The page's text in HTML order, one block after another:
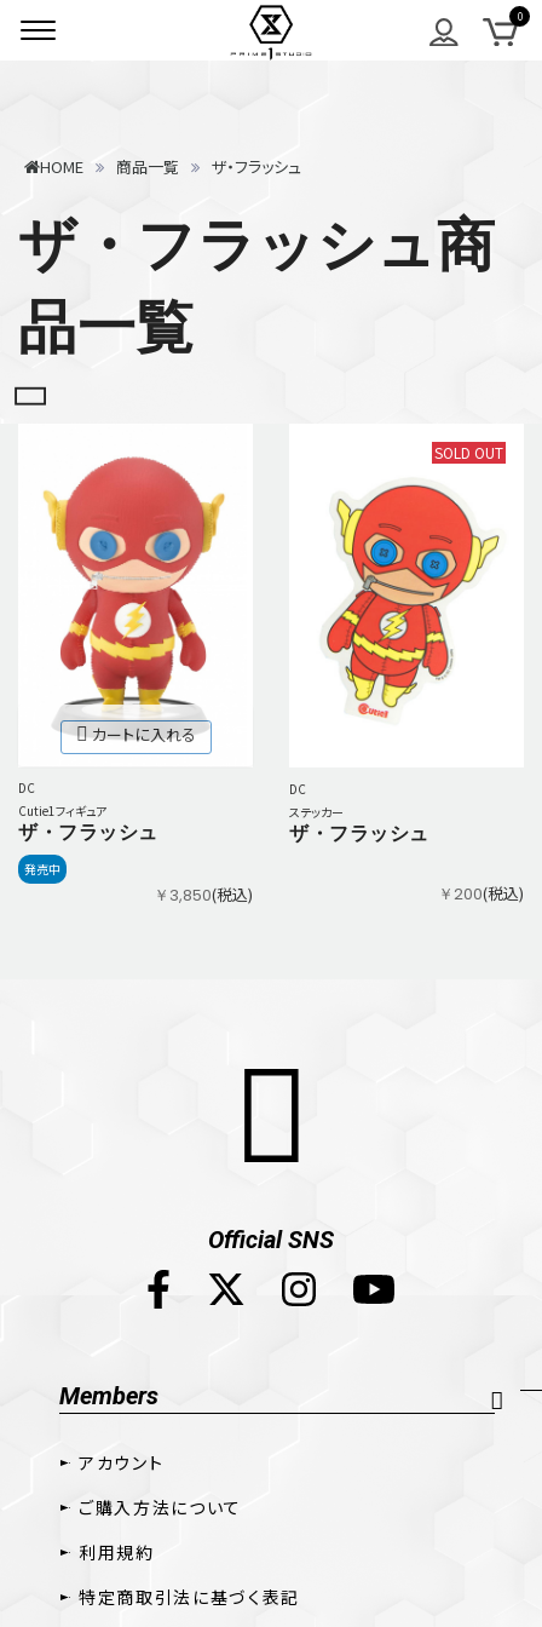
HOME 商品一覧 ザ・フラッシュ
ザ・フラッシュ商
品一覧
カートに入れる
DC
Cutie1フィギュア
ザ・フラッシュ
発売中
￥3,850(税込)
SOLD OUT
DC
ステッカー
ザ・フラッシュ
￥200(税込)
Official SNS
Members
アカウント
ご購入方法について
利用規約
特定商取引法に基づく表記